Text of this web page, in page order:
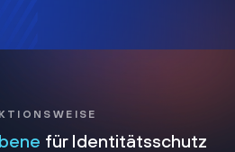
für Identitätsschutz